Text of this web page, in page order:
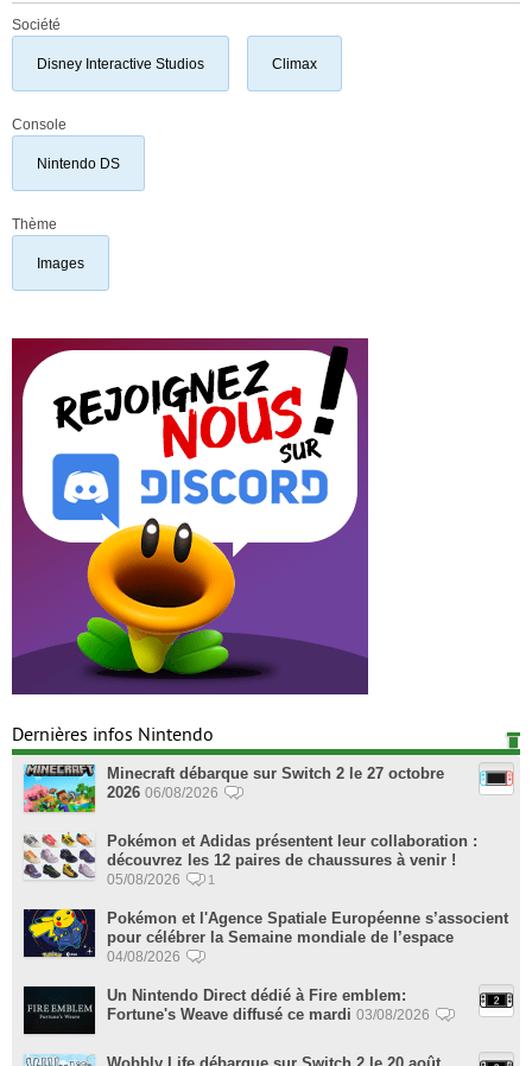
Société
Disney Interactive Studios Climax
Console
Nintendo DS
Thème
Images
Dernières infos Nintendo
Minecraft débarque sur Switch 2 le 27 octobre
2026 06/08/2026
Pokémon et Adidas présentent leur collaboration :
découvrez les 12 paires de chaussures à venir !
05/08/2026 1
Pokémon et l'Agence Spatiale Européenne s’associent
pour célébrer la Semaine mondiale de l’espace
04/08/2026
Un Nintendo Direct dédié à Fire emblem:
Fortune's Weave diffusé ce mardi 03/08/2026